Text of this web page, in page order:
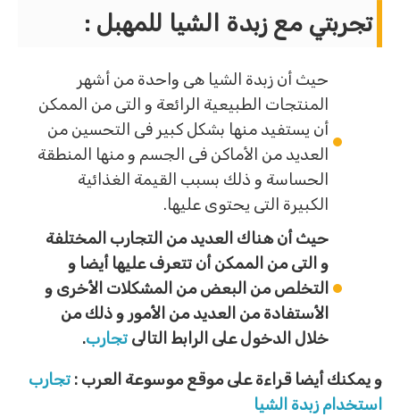
تجربتي مع زبدة الشيا للمهبل :
حيث أن زبدة الشيا هى واحدة من أشهر
المنتجات الطبيعية الرائعة و التى من الممكن
أن يستفيد منها بشكل كبير فى التحسين من
العديد من الأماكن فى الجسم و منها المنطقة
الحساسة و ذلك بسبب القيمة الغذائية
الكبيرة التى يحتوى عليها.
حيث أن هناك العديد من التجارب المختلفة
و التى من الممكن أن تتعرف عليها أيضا و
التخلص من البعض من المشكلات الأخرى و
الأستفادة من العديد من الأمور و ذلك من
خلال الدخول على الرابط التالى تجارب.
و يمكنك أيضا قراءة على موقع موسوعة العرب : تجارب
استخدام زبدة الشيا